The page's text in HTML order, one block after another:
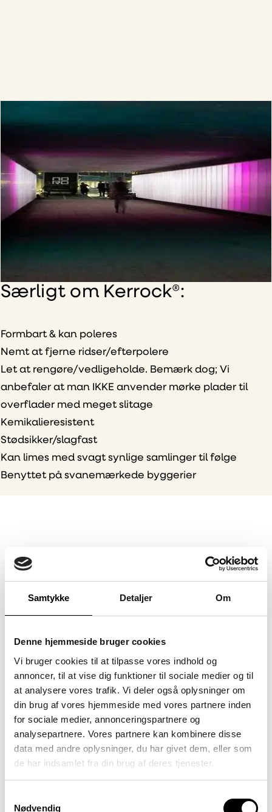
Samtykke Detaljer Om
Denne hjemmeside bruger cookies
Vi bruger cookies til at tilpasse vores indhold og
annoncer, til at vise dig funktioner til sociale medier og til
at analysere vores trafik. Vi deler også oplysninger om
din brug af vores hjemmeside med vores partnere inden
for sociale medier, annonceringspartnere og
analysepartnere. Vores partnere kan kombinere disse
data med andre oplysninger, du har givet dem, eller som
de har indsamlet fra din brug af deres tjenester.
Nødvendig
Særligt om Kerrock®:
Formbart & kan poleres
Nemt at fjerne ridser/efterpolere
Let at rengøre/vedligeholde. Bemærk dog; Vi
anbefaler at man IKKE anvender mørke plader til
overflader med meget slitage
Kemikalieresistent
Stødsikker/slagfast
Kan limes med svagt synlige samlinger til følge
Benyttet på svanemærkede byggerier
Downloads
PDF Brochure
Kerrock
Facade
installationsguide
PDF Bearbejdning
PDF Kolpa Hotels
Teknisk datablad
PDF
Care and
PDF Kerrock lim
Johnny Vestergaard
Salgskonsulent, Interiør